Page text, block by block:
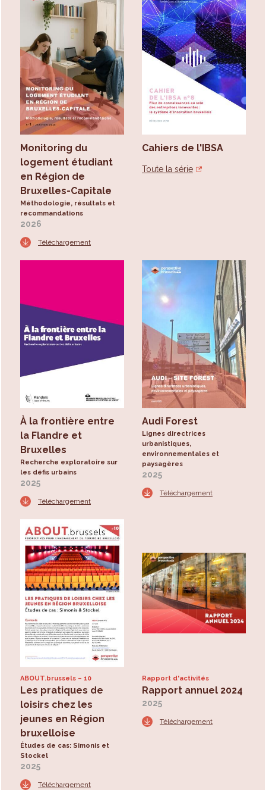
Monitoring du
logement étudiant
en Région de
Bruxelles-Capitale
Méthodologie, résultats et
recommandations
2026
Téléchargement
Cahiers de l'IBSA
Toute la série
À la frontière entre
la Flandre et
Bruxelles
Recherche exploratoire sur
les défis urbains
2025
Téléchargement
Audi Forest
Lignes directrices
urbanistiques,
environnementales et
paysagères
2025
Téléchargement
ABOUT.brussels 10
Les pratiques de
loisirs chez les
jeunes en Région
bruxelloise
Études de cas: Simonis et
Stockel
2025
Téléchargement
Rapport d'activités
Rapport annuel 2024
2025
Téléchargement